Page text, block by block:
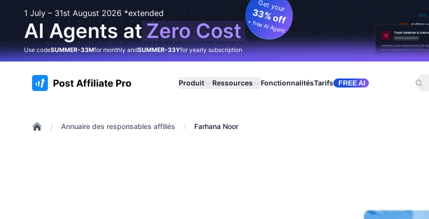
1 July – 31st August 2026 *extended
AI Agents at Zero Cost
Get your
33% off
+ free AI Agent
Use codeSUMMER-33Mfor monthly andSUMMER-33Yfor yearly subscription
:site.title Produit Ressources FonctionnalitésTarifs FREE AI
/ Annuaire des responsables affiliés / Farhana Noor